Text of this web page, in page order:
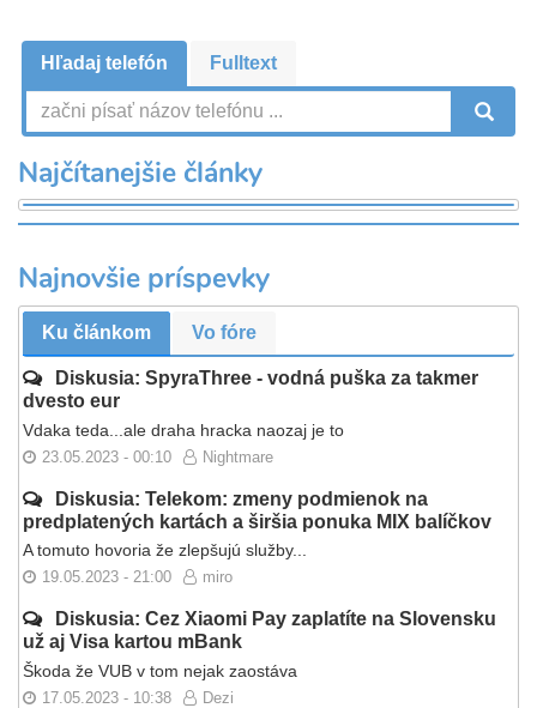
Hľadaj telefón Fulltext
Najčítanejšie články
Najnovšie príspevky
Ku článkom Vo fóre
Diskusia: SpyraThree - vodná puška za takmer
dvesto eur
Vdaka teda...ale draha hracka naozaj je to
23.05.2023 - 00:10 Nightmare
Diskusia: Telekom: zmeny podmienok na
predplatených kartách a širšia ponuka MIX balíčkov
A tomuto hovoria že zlepšujú služby...
19.05.2023 - 21:00 miro
Diskusia: Cez Xiaomi Pay zaplatíte na Slovensku
už aj Visa kartou mBank
Škoda že VUB v tom nejak zaostáva
17.05.2023 - 10:38 Dezi